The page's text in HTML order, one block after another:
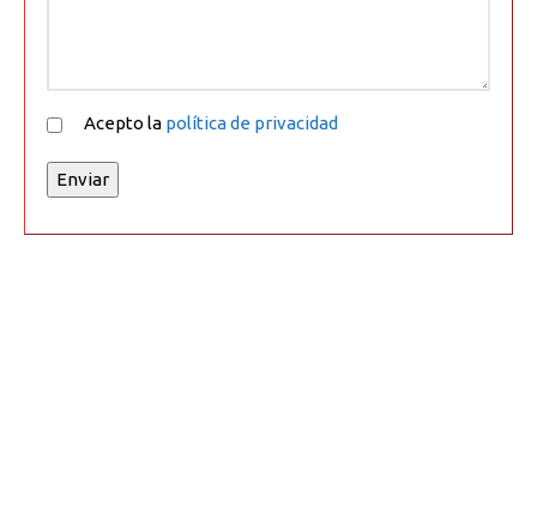
Acepto la política de privacidad